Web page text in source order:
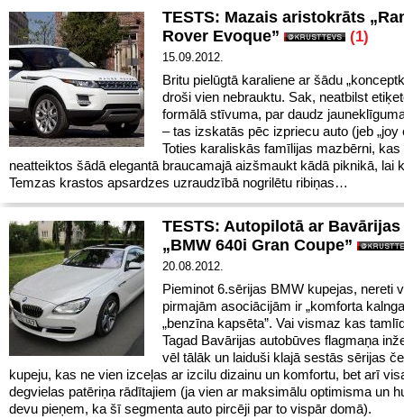
TESTS: Mazais aristokrāts
Rover Evoque”
(1)
15.09.2012.
Britu pielūgtā karaliene ar šādu
droši vien nebrauktu. Sak, neatbilst
formālā stīvuma, par daudz
– tas izskatās pēc izpriecu auto (jeb „joy
Toties karaliskās famīlijas mazbērni, kas
neatteiktos šādā elegantā braucamajā aizšmaukt kādā piknikā, lai
Temzas krastos apsardzes uzraudzībā nogrilētu ribiņas…
TESTS: Autopilotā ar
„BMW 640i Gran Coupe”
20.08.2012.
Pieminot 6.sērijas BMW kupejas, nereti
pirmajām asociācijām ir „komforta
„benzīna kapsēta”. Vai vismaz kas
Tagad Bavārijas autobūves flagmaņa
vēl tālāk un laiduši klajā sestās sērijas
kupeju, kas ne vien izceļas ar izcilu dizainu un komfortu, bet arī
degvielas patēriņa rādītajiem (ja vien ar maksimālu optimisma un
devu pieņem, ka šī segmenta auto pircēji par to vispār domā).